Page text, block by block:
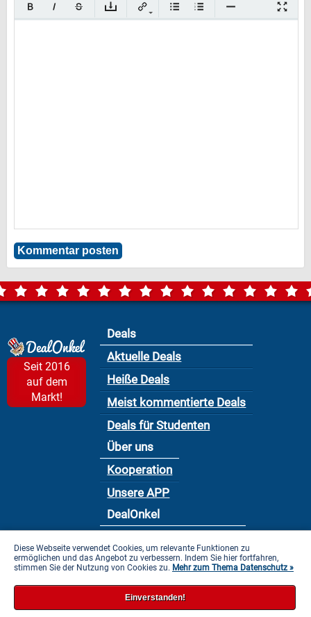
Seit 2016
auf dem
Markt!
Deals
Aktuelle Deals
Heiße Deals
Meist kommentierte Deals
Deals für Studenten
Über uns
Kooperation
Unsere APP
DealOnkel
Datenschutzbestimmung
Impressum
Diese Webseite verwendet Cookies, um relevante Funktionen zu
ermöglichen und das Angebot zu verbessern. Indem Sie hier fortfahren,
stimmen Sie der Nutzung von Cookies zu. Mehr zum Thema Datenschutz »